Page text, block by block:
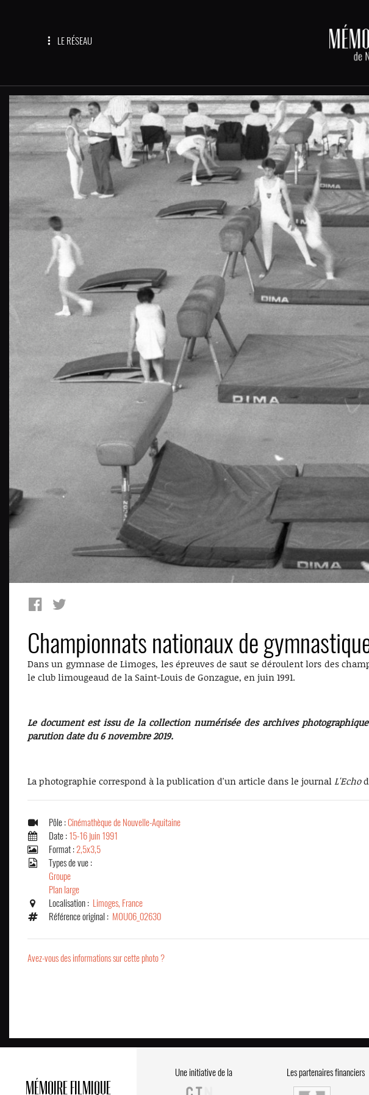
LE RÉSEAU
Championnats nationaux de
Dans un gymnase de Limoges, les épreuves de saut se déroulent lors des
le club limougeaud de la Saint-Louis de Gonzague, en juin 1991.
Le document est issu de la collection numérisée des archives
parution date du 6 novembre 2019.
La photographie correspond à la publication d'un article dans le journalL'Echo
Pôle :Cinémathèque de Nouvelle-Aquitaine
Date : 15-16 juin 1991
Format : 2,5x3,5
Types de vue :
Groupe
Plan large
Localisation : Limoges, France
Référence original : MOU06_02630
Avez-vous des informations sur cette photo ?
MÉMOIRE FILMIQUE
Une initiative de la Les partenaires financiers